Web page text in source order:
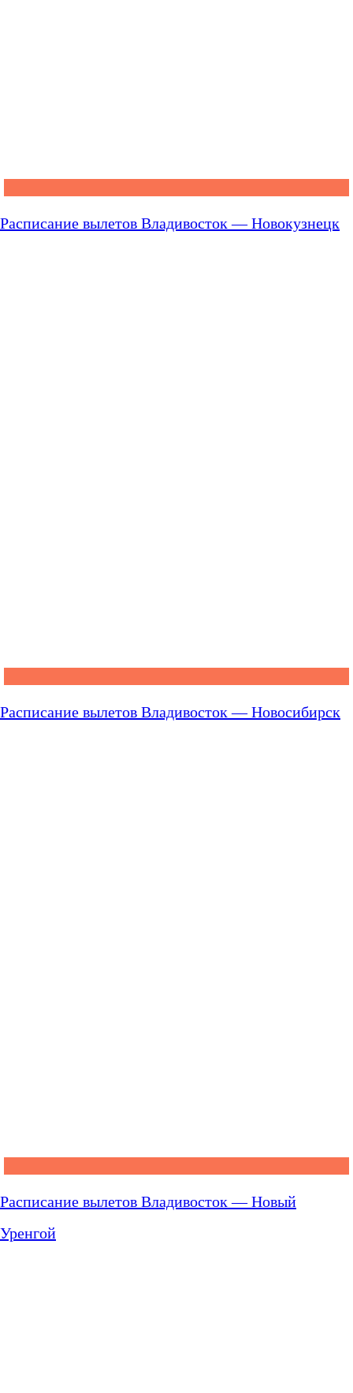
Расписание вылетов Владивосток — Новокузнецк
Расписание вылетов Владивосток — Новосибирск
Расписание вылетов Владивосток — Новый
Уренгой